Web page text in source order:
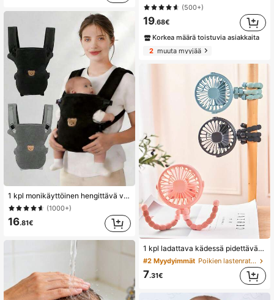
1 kpl monikäyttöinen hengittävä vauvankantaja, ympärivuotiseen käyttöön, irrotettava rakenne, ergonominen, kätevä ulkoiluun, täydellinen vauvakutsulahja uusille äideille
(1000+)
16.81€
(500+)
19.68€
Korkea määrä toistuvia asiakkaita
2muuta myyjää
1 kpl ladattava kädessä pidettävä mustekalan muotoinen tuuletin, sopii kotiin, työmatkalle, ulkoiluun ja pyöräilyyn, aikuisille ja lapsille, kannettava monitoiminen jalustalla, akun kapasiteetti 500 mAh (jalusta on herkkä, älä kierrä liikaa), must-have
#2 Myydyimmät Poikien lastenrattaiden lisävarusteet
7.31€